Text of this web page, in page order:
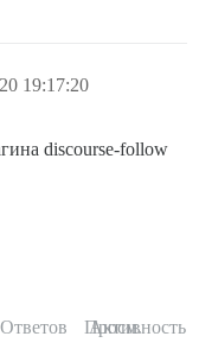
19:17:20
discourse-follow
Ответов Просм.
Активность